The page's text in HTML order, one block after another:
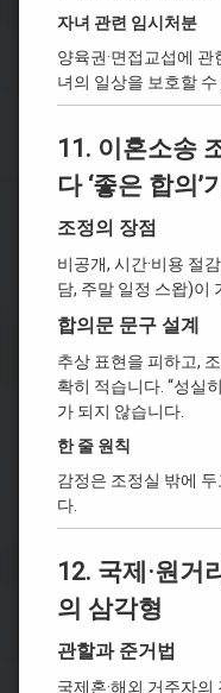
자녀 관련 임시처분
양육권·면접교섭에
녀의 일상을 보호할 수
11. 이혼소송
다 ‘좋은 합의’
조정의 장점
비공개, 시간·비용 절
담, 주말 일정 스왑)이
합의문 문구 설계
추상 표현을 피하고,
확히 적습니다. “성실
가 되지 않습니다.
한 줄 원칙
감정은 조정실 밖에
다.
12. 국제·원거
의 삼각형
관할과 준거법
국제혼·해외 거주자